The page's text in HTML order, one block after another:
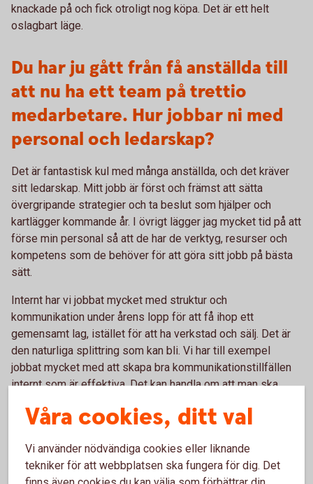
knackade på och fick otroligt nog köpa. Det är ett helt
oslagbart läge.
Du har ju gått från få anställda till
att nu ha ett team på trettio
medarbetare. Hur jobbar ni med
personal och ledarskap?
Det är fantastisk kul med många anställda, och det kräver
sitt ledarskap. Mitt jobb är först och främst att sätta
övergripande strategier och ta beslut som hjälper och
kartlägger kommande år. I övrigt lägger jag mycket tid på att
förse min personal så att de har de verktyg, resurser och
kompetens som de behöver för att göra sitt jobb på bästa
sätt.
Internt har vi jobbat mycket med struktur och
kommunikation under årens lopp för att få ihop ett
gemensamt lag, istället för att ha verkstad och sälj. Det är
den naturliga splittring som kan bli. Vi har till exempel
jobbat mycket med att skapa bra kommunikationstillfällen
internt som är effektiva. Det kan handla om att man ska
kollegor, veckomöten mellan verkstad och sälj och
kommunikation är en färskvara som löser 9/10 problem är
min erfarenhet. Därför vill vi på Vincents uppmuntra en
Våra cookies, ditt val
Vi använder nödvändiga cookies eller liknande
tekniker för att webbplatsen ska fungera för dig. Det